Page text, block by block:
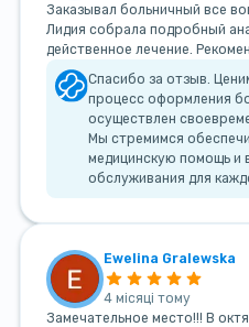
Заказывал больничный все
Лидия собрала подробный
действенное лечение.
Спасибо за отзыв.
процесс оформления
осуществлен
Мы стремимся
медицинскую помощь и
обслуживания для
Ewelina Gralewska
4 місяці тому
Замечательное место!!! В